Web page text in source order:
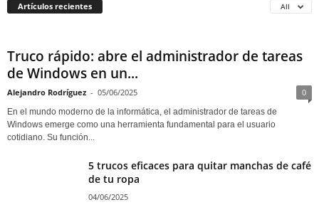
Artículos recientes All
Truco rápido: abre el administrador de tareas
de Windows en un...
Alejandro Rodríguez - 05/06/2025 0
En el mundo moderno de la informática, el administrador de tareas de
Windows emerge como una herramienta fundamental para el usuario
cotidiano. Su función...
5 trucos eficaces para quitar manchas de café
de tu ropa
04/06/2025